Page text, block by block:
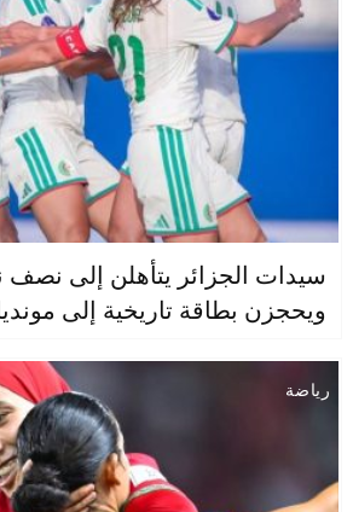
سيدات الجزائر يتأهلن إلى نصف
ويحجزن بطاقة تاريخية إلى مونديال
رياضة